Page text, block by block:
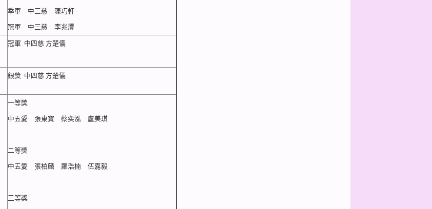
季軍 中三慈 陳巧軒
冠軍 中三慈 李兆灃
冠軍 中四慈 方楚儀
銀獎 中四慈 方楚儀
一等獎
中五愛 張東寶 蔡奕泓 盧美琪
二等獎
中五愛 張柏麟 羅浩楠 伍嘉毅
三等獎